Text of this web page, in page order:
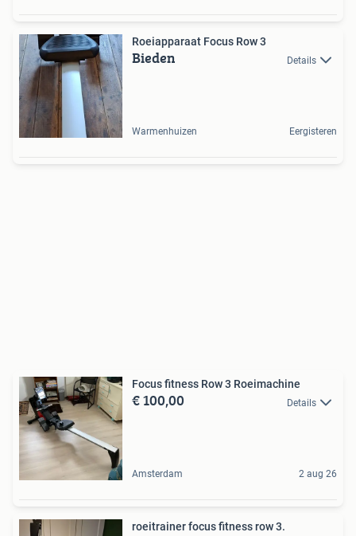
Roeiapparaat Focus Row 3
Bieden Details
Warmenhuizen Eergisteren
Focus fitness Row 3 Roeimachine
€ 100,00 Details
Amsterdam 2 aug 26
roeitrainer focus fitness row 3.